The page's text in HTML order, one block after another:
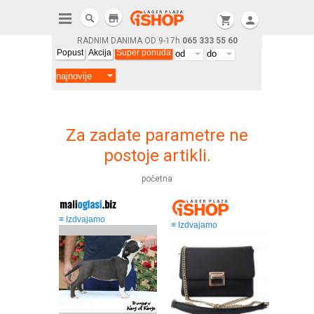
RADNIM DANIMA OD 9-17h 065 333 55 60
shopping_cart person
store
Popust Akcija Super ponuda
Za zadate parametre ne
postoje artikli.
početna